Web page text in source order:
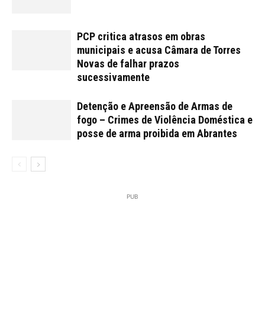
PCP critica atrasos em obras
municipais e acusa Câmara de Torres
Novas de falhar prazos
sucessivamente
Detenção e Apreensão de Armas de
fogo – Crimes de Violência Doméstica e
posse de arma proibida em Abrantes
PUB